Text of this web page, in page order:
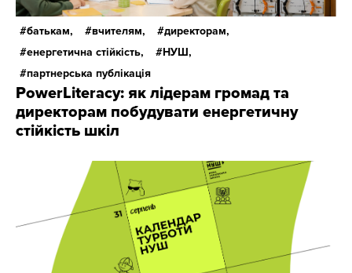
батькам, вчителям,
директорам,
енергетична стійкість,
НУШ,
партнерська публікація
PowerLiteracy: як лідерам громад та
директорам побудувати енергетичну
стійкість шкіл